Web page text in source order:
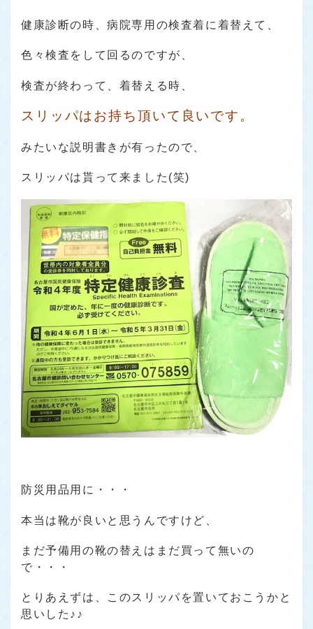
健康診断の時、病院専用の検査着に着替えて、
色々検査をして回るのですが、
検査が終わって、着替える時、
スリッパはお持ち頂いて良いです。
みたいな説明書きが有ったので、
スリッパは貰って来ました(笑)
防災用品用に・・・
本当は靴が良いと思うんですけど、
まだ予備用の靴の替えはまだ買って無いの
で・・・
とりあえずは、このスリッパを置いておこうかと
思いした♪♪